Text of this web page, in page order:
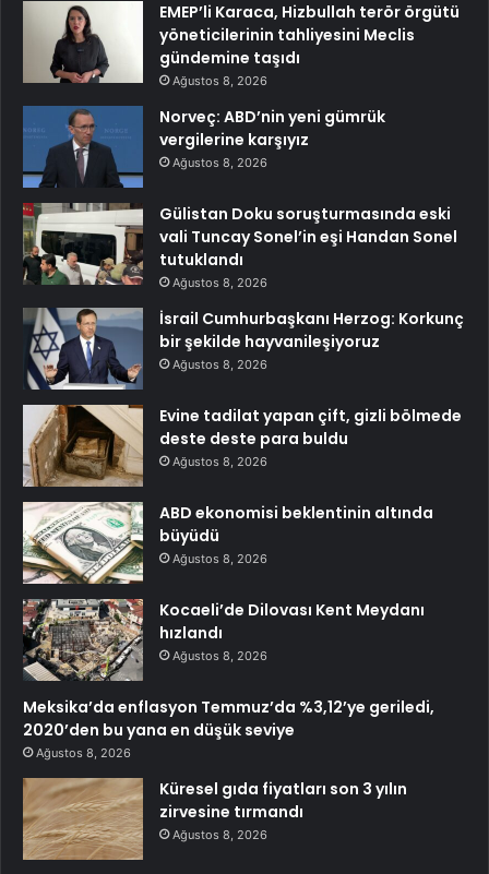
EMEP’li Karaca, Hizbullah terör örgütü
yöneticilerinin tahliyesini Meclis
gündemine taşıdı
Ağustos 8, 2026
Norveç: ABD’nin yeni gümrük
vergilerine karşıyız
Ağustos 8, 2026
Gülistan Doku soruşturmasında eski
vali Tuncay Sonel’in eşi Handan Sonel
tutuklandı
Ağustos 8, 2026
İsrail Cumhurbaşkanı Herzog: Korkunç
bir şekilde hayvanileşiyoruz
Ağustos 8, 2026
Evine tadilat yapan çift, gizli bölmede
deste deste para buldu
Ağustos 8, 2026
ABD ekonomisi beklentinin altında
büyüdü
Ağustos 8, 2026
Kocaeli’de Dilovası Kent Meydanı
hızlandı
Ağustos 8, 2026
Meksika’da enflasyon Temmuz’da %3,12’ye geriledi,
2020’den bu yana en düşük seviye
Ağustos 8, 2026
Küresel gıda fiyatları son 3 yılın
zirvesine tırmandı
Ağustos 8, 2026